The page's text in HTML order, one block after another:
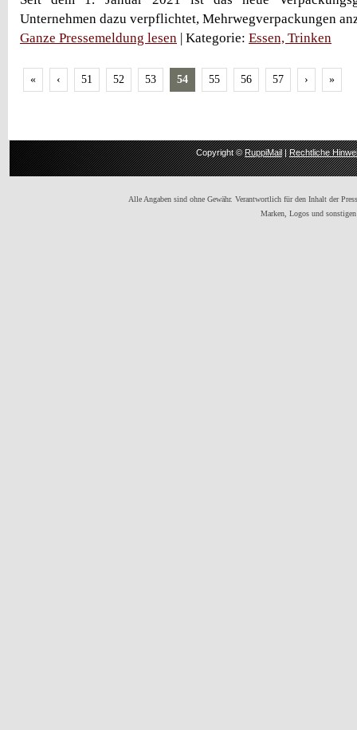
Unternehmen dazu verpflichtet, Mehrwegverpackungen
Ganze Pressemeldung lesen | Kategorie: Essen, Trinken
« ‹ 51 52 53 54 55 56 57 › »
Copyright ©RuppiMail|Rechtliche
Alle Angaben sind ohne Gewähr. Verantwortlich für den Inhalt der
Marken, Logos und